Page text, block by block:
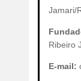
Jamari/
Ribeiro
E-mail: